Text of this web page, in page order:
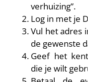
verhuizing”.
Log in met je
Vul het adres
de gewenste
Geef het
die je wilt